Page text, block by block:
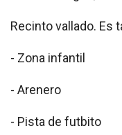
Recinto vallado. Es
- Zona infantil
- Arenero
- Pista de futbito